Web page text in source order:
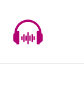
content